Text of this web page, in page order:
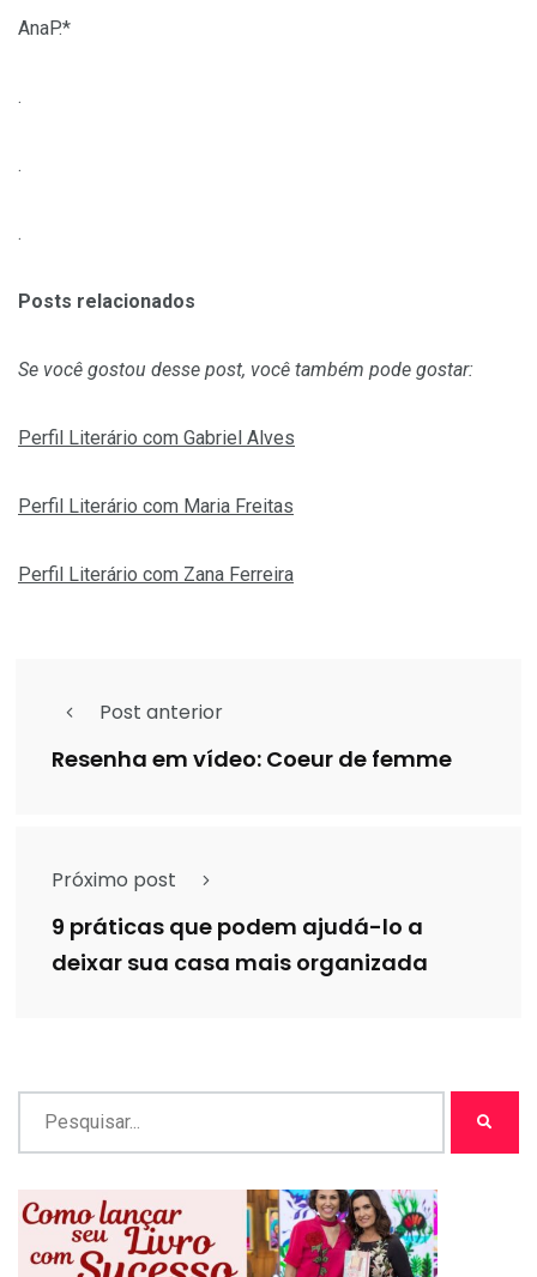
AnaP.*
.
.
.
Posts relacionados
Se você gostou desse post, você também pode gostar:
Perfil Literário com Gabriel Alves
Perfil Literário com Maria Freitas
Perfil Literário com Zana Ferreira
Post anterior
Resenha em vídeo: Coeur de femme
Próximo post
9 práticas que podem ajudá-lo a
deixar sua casa mais organizada